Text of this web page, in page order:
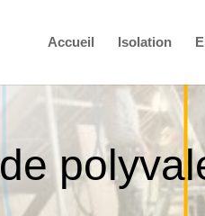
Accueil Isolation